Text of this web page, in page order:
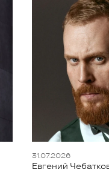
31.07.2026
Евгений